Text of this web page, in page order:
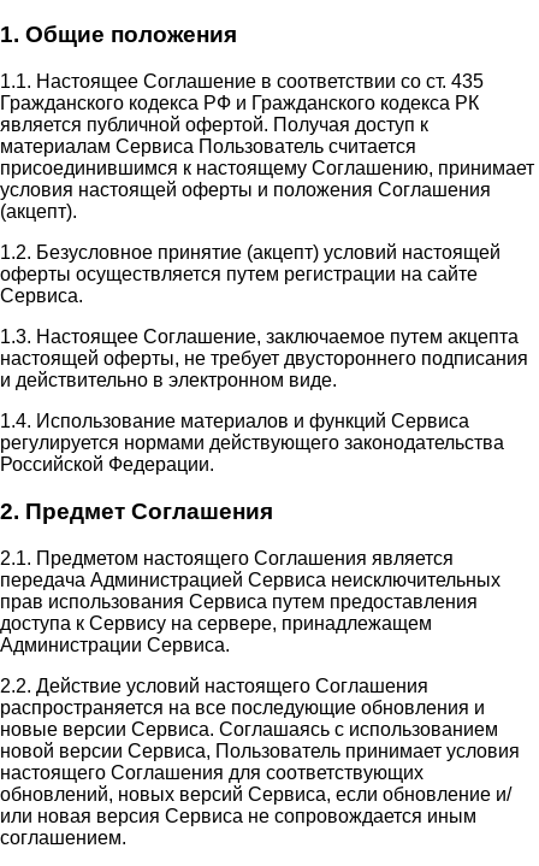
1. Общие положения
1.1. Настоящее Соглашение в соответствии со ст. 435
Гражданского кодекса РФ и Гражданского кодекса РК
является публичной офертой. Получая доступ к
материалам Сервиса Пользователь считается
присоединившимся к настоящему Соглашению, принимает
условия настоящей оферты и положения Соглашения
(акцепт).
1.2. Безусловное принятие (акцепт) условий настоящей
оферты осуществляется путем регистрации на сайте
Сервиса.
1.3. Настоящее Соглашение, заключаемое путем акцепта
настоящей оферты, не требует двустороннего подписания
и действительно в электронном виде.
1.4. Использование материалов и функций Сервиса
регулируется нормами действующего законодательства
Российской Федерации.
2. Предмет Соглашения
2.1. Предметом настоящего Соглашения является
передача Администрацией Сервиса неисключительных
прав использования Сервиса путем предоставления
доступа к Сервису на сервере, принадлежащем
Администрации Сервиса.
2.2. Действие условий настоящего Соглашения
распространяется на все последующие обновления и
новые версии Сервиса. Соглашаясь с использованием
новой версии Сервиса, Пользователь принимает условия
настоящего Соглашения для соответствующих
обновлений, новых версий Сервиса, если обновление и/
или новая версия Сервиса не сопровождается иным
соглашением.